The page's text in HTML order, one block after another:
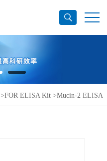
>FOR ELISA Kit >Mucin-2 ELISA